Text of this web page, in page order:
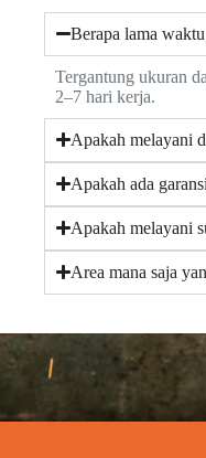
Berapa lama
Tergantung ukuran
2–7 hari kerja.
Apakah melayani
Apakah ada
Apakah melayani
Area mana saja